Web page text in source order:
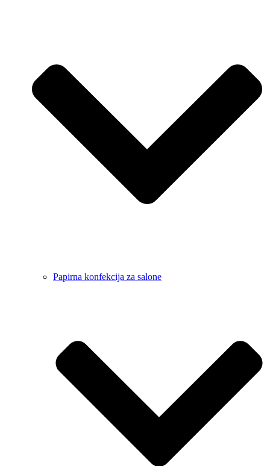
Papirna konfekcija za salone